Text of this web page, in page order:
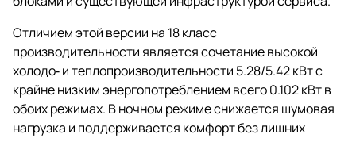
Отличием этой версии на 18 класс
производительности является сочетание высокой
холодо‑ и теплопроизводительности 5.28/5.42 кВт с
крайне низким энергопотреблением всего 0.102 кВт в
обоих режимах. В ночном режиме снижается шумовая
нагрузка и поддерживается комфорт без лишних